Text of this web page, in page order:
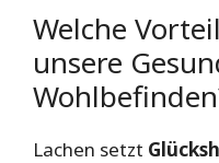
Welche
unsere
Lachen setzt